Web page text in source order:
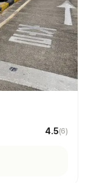
4.5(6)